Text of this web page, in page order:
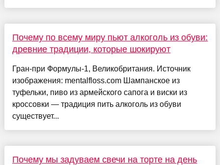
Почему по всему миру пьют алкоголь из обуви:
древние традиции, которые шокируют
Гран-при Формулы-1, Великобритания. Источник
изображения: mentalfloss.com Шампанское из
туфельки, пиво из армейского сапога и виски из
кроссовки — традиция пить алкоголь из обуви
существует...
Почему мы задуваем свечи на торте на день